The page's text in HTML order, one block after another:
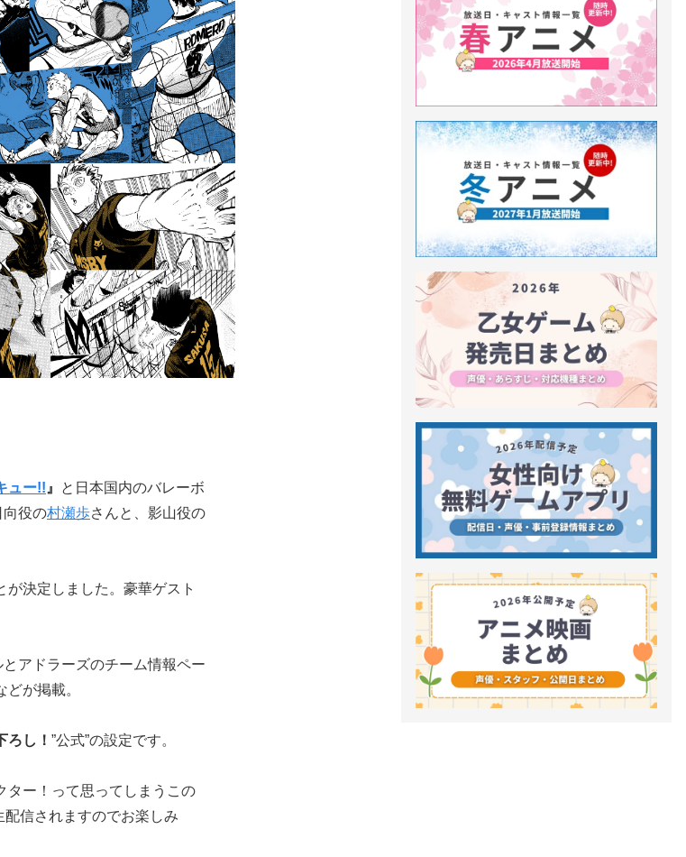
ュー!! 』
と日本国内のバレーボ
向役の村瀬歩さんと、影山役の
決定しました。豪華ゲスト
アドラーズのチーム情報ペー
が掲載。
ろし！ ”公式”の設定です。
ー！って思ってしまうこの
信されますのでお楽しみ